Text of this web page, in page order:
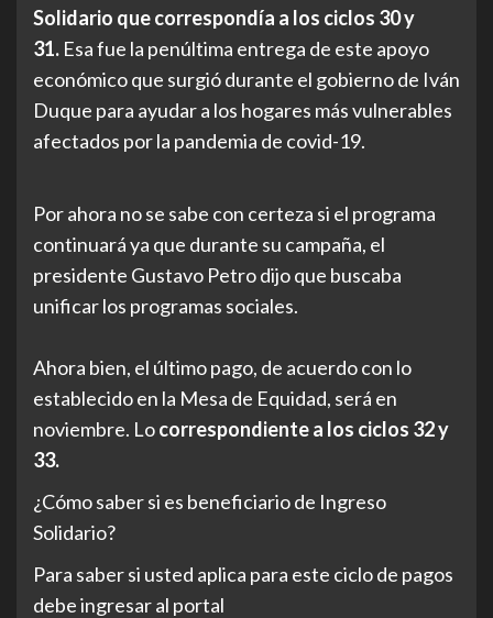
Solidario que correspondía a los ciclos 30 y
31. Esa fue la penúltima entrega de este apoyo
económico que surgió durante el gobierno de Iván
Duque para ayudar a los hogares más vulnerables
afectados por la pandemia de covid-19.
Por ahora no se sabe con certeza si el programa
continuará ya que durante su campaña, el
presidente Gustavo Petro dijo que buscaba
unificar los programas sociales.
Ahora bien, el último pago, de acuerdo con lo
establecido en la Mesa de Equidad, será en
noviembre. Locorrespondiente a los ciclos 32 y
33.
¿Cómo saber si es beneficiario de Ingreso
Solidario?
Para saber si usted aplica para este ciclo de pagos
debe ingresar al portal